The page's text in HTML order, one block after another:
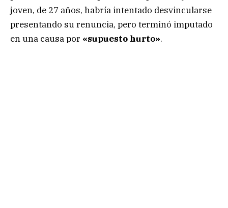
joven, de 27 años, habría intentado desvincularse
presentando su renuncia, pero terminó imputado
en una causa por «supuesto hurto».